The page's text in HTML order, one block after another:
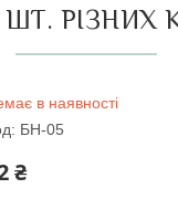
РІЗНИХ
в наявності
БН-05
₴